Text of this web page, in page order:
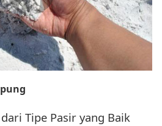
Tipe Pasir yang Baik